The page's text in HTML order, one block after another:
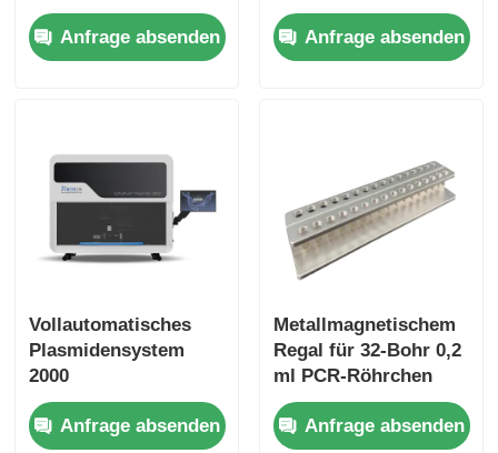
Extraktor
Anfrage absenden
Anfrage absenden
Vollautomatisches
Plasmidensystem
2000
Anfrage absenden
Metallmagnetischem
Regal für 32-Bohr 0,2
ml PCR-Röhrchen
Anfrage absenden